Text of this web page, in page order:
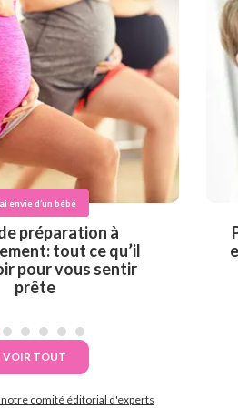
envie d’un bébé
préparation à
tout ce qu’il
pour vous sentir
prête
VOIR TOUT
notre comité éditorial d'experts